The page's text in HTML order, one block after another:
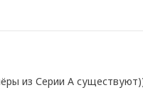
из Серии А